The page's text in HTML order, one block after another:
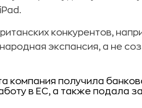
конкурентов,
экспансия, а не
компания получила
в ЕС, а также подала